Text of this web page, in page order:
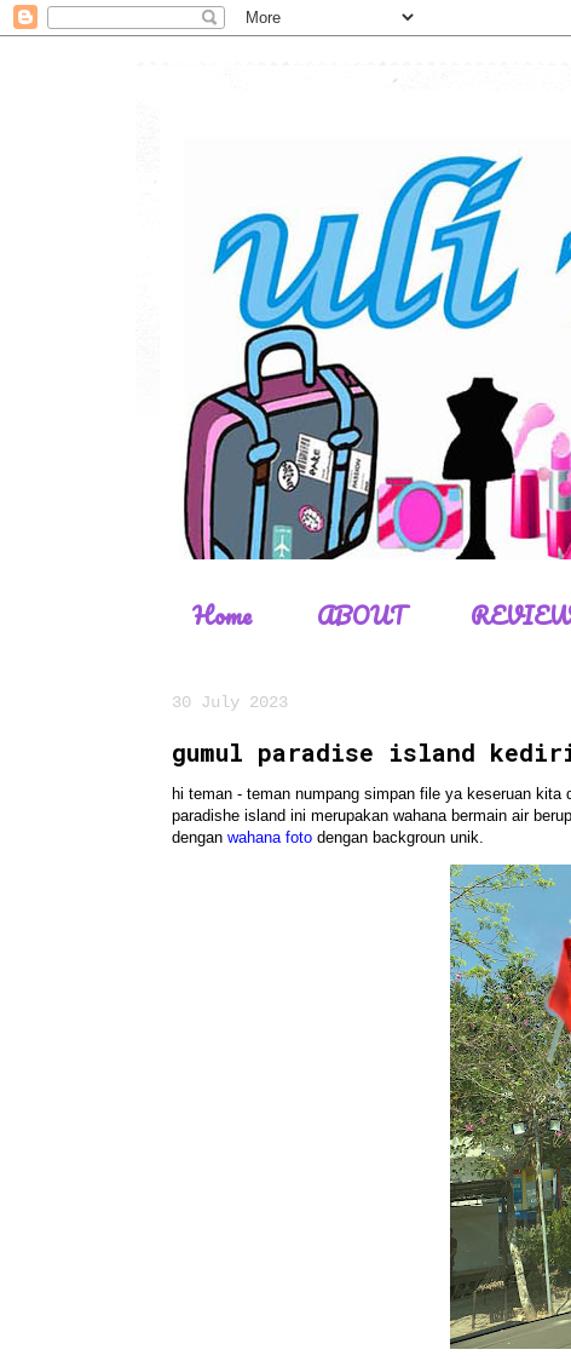
Home ABOUT
30 July 2023
gumul paradise island
hi teman - teman numpang simpan file ya keseruan kita
paradishe island ini merupakan wahana bermain air
dengan wahana foto dengan backgroun unik.